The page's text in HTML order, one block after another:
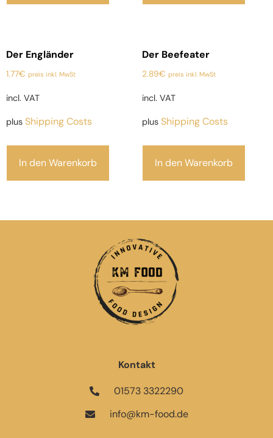
Der Engländer
1.77€ preis inkl. MwSt
incl. VAT
plus Shipping Costs
In den Warenkorb
Der Beefeater
2.89€ preis inkl. MwSt
incl. VAT
plus Shipping Costs
In den Warenkorb
Kontakt
01573 3322290
info@km-food.de